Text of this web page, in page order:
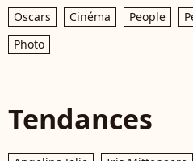
Oscars Cinéma People
Photo
Tendances